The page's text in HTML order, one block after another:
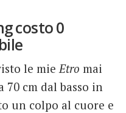
costo 0
le mie Etro mai
70 cm dal basso in
un colpo al cuore e